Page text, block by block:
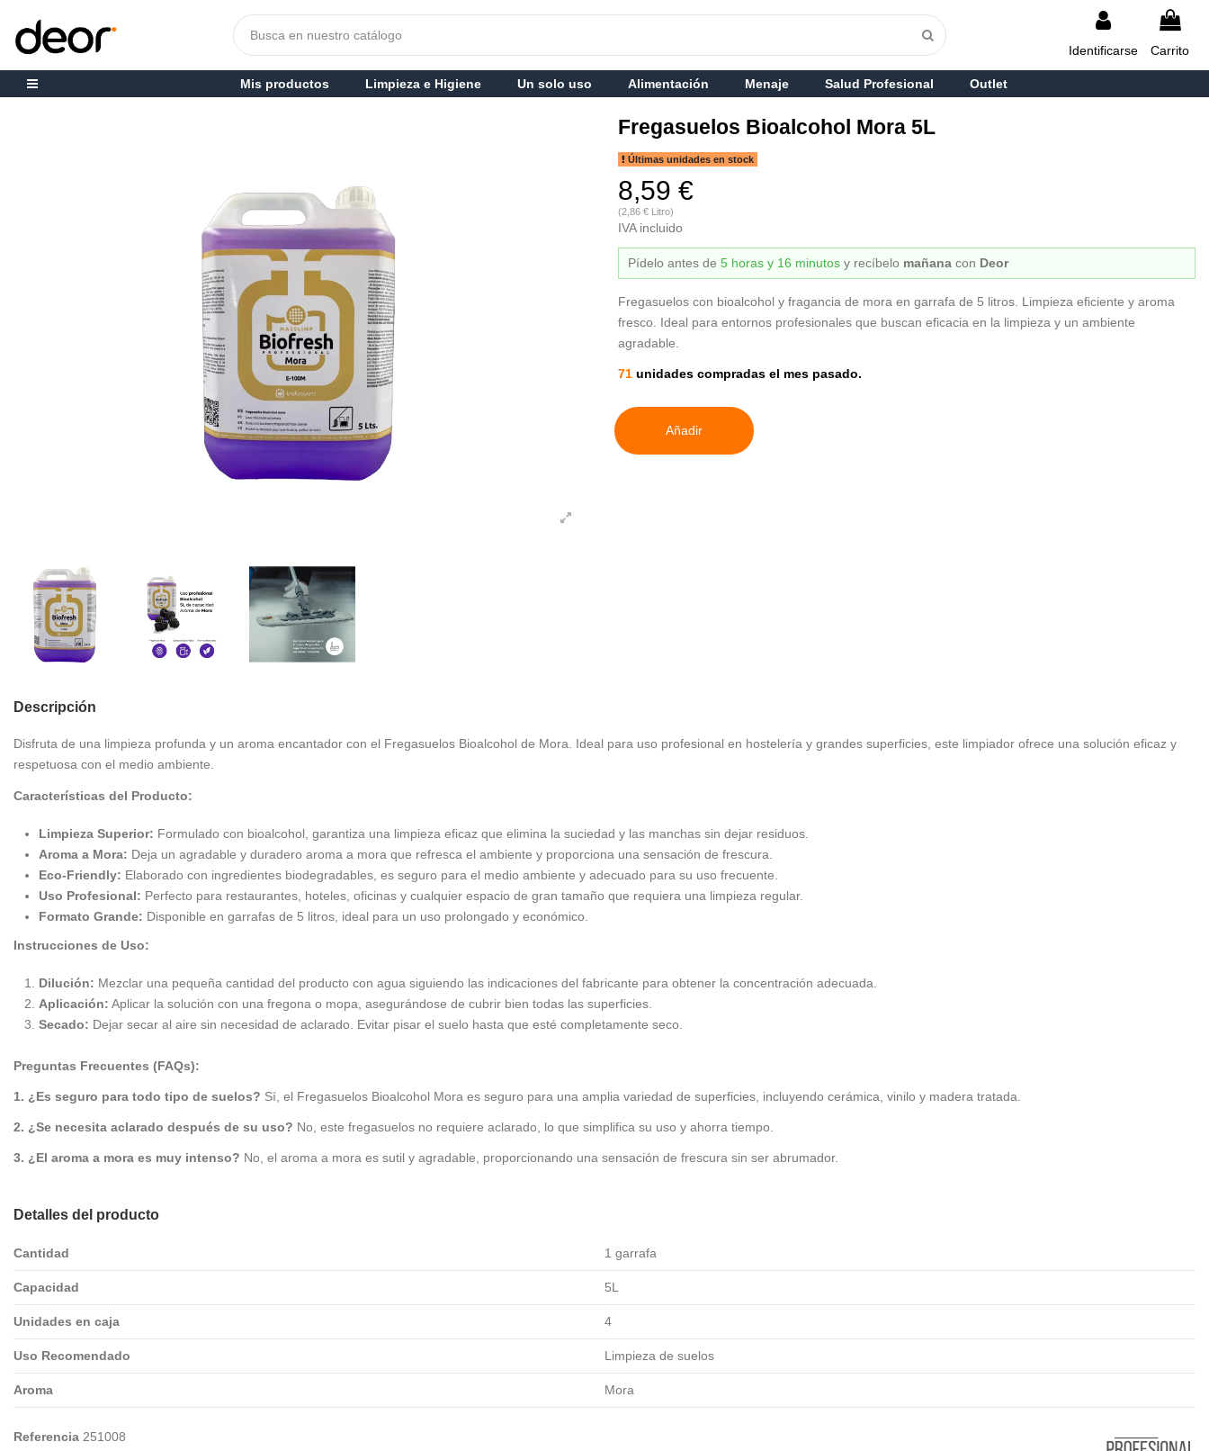
Identificarse Carrito
Mis productos Limpieza e Higiene Un solo uso Alimentación Menaje Salud Profesional Outlet
Fregasuelos Bioalcohol Mora 5L
Últimas unidades en stock
8,59 €
(2,86 € Litro)
IVA incluido
Pídelo antes de 5 horas y 16 minutos y recíbelo mañana con Deor
Fregasuelos con bioalcohol y fragancia de mora en garrafa de 5 litros. Limpieza eficiente y aroma
fresco. Ideal para entornos profesionales que buscan eficacia en la limpieza y un ambiente
agradable.
71 unidades compradas el mes pasado.
Añadir
Descripción
Disfruta de una limpieza profunda y un aroma encantador con el Fregasuelos Bioalcohol de Mora. Ideal para uso profesional en hostelería y grandes superficies, este limpiador ofrece una solución eficaz y
respetuosa con el medio ambiente.
Características del Producto:
Limpieza Superior: Formulado con bioalcohol, garantiza una limpieza eficaz que elimina la suciedad y las manchas sin dejar residuos.
Aroma a Mora: Deja un agradable y duradero aroma a mora que refresca el ambiente y proporciona una sensación de frescura.
Eco-Friendly: Elaborado con ingredientes biodegradables, es seguro para el medio ambiente y adecuado para su uso frecuente.
Uso Profesional: Perfecto para restaurantes, hoteles, oficinas y cualquier espacio de gran tamaño que requiera una limpieza regular.
Formato Grande: Disponible en garrafas de 5 litros, ideal para un uso prolongado y económico.
Instrucciones de Uso:
Dilución: Mezclar una pequeña cantidad del producto con agua siguiendo las indicaciones del fabricante para obtener la concentración adecuada.
Aplicación: Aplicar la solución con una fregona o mopa, asegurándose de cubrir bien todas las superficies.
Secado: Dejar secar al aire sin necesidad de aclarado. Evitar pisar el suelo hasta que esté completamente seco.
Preguntas Frecuentes (FAQs):
1. ¿Es seguro para todo tipo de suelos? Sí, el Fregasuelos Bioalcohol Mora es seguro para una amplia variedad de superficies, incluyendo cerámica, vinilo y madera tratada.
2. ¿Se necesita aclarado después de su uso? No, este fregasuelos no requiere aclarado, lo que simplifica su uso y ahorra tiempo.
3. ¿El aroma a mora es muy intenso? No, el aroma a mora es sutil y agradable, proporcionando una sensación de frescura sin ser abrumador.
Detalles del producto
Cantidad 1 garrafa
Capacidad 5L
Unidades en caja 4
Uso Recomendado Limpieza de suelos
Aroma Mora
Referencia 251008